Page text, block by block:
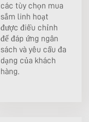
các tùy chọn mua
sắm linh hoạt
được điều chỉnh
để đáp ứng ngân
sách và yêu cầu đa
dạng của khách
hàng.